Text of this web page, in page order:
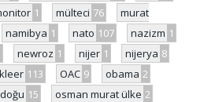
1 mülteci 76
murat
namibya 1 nato 107 nazizm 1
newroz 1 nijer 1 nijerya 8
113 OAC 9 obama 2
15 osman murat ülke 2